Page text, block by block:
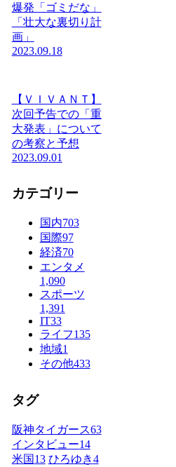
爆発「ゴミだな」
「壮大な裏切り計
画」
2023.09.18
【ＶＩＶＡＮＴ】
次回予告での「重
大発表」について
の考察と予想
2023.09.01
カテゴリー
国内703
国際97
経済70
エンタメ
1,090
スポーツ
1,391
IT33
ライフ135
地域1
その他433
タグ
阪神タイガース63
インタビュー14
米国13 ひろゆき4